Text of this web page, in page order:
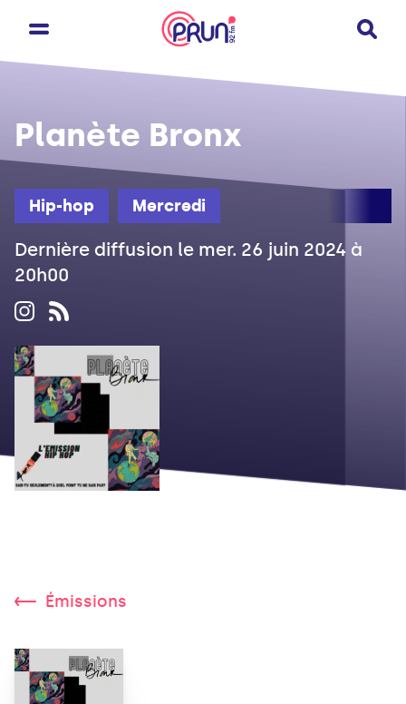
Hip-hop Mercredi
Planète Bronx
Dernière diffusion le mer. 26 juin 2024 à
20h00
Émissions